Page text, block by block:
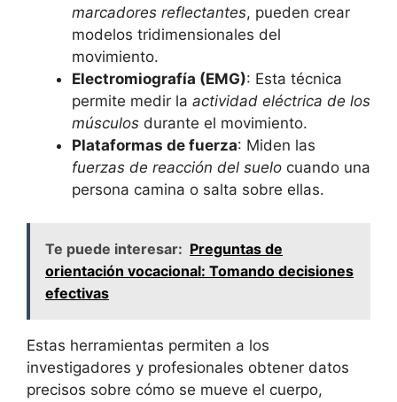
marcadores reflectantes, pueden crear
modelos tridimensionales del
movimiento.
Electromiografía (EMG): Esta técnica
permite medir la actividad eléctrica de los
músculos durante el movimiento.
Plataformas de fuerza: Miden las
fuerzas de reacción del suelo cuando una
persona camina o salta sobre ellas.
Te puede interesar: Preguntas de
orientación vocacional: Tomando decisiones
efectivas
Estas herramientas permiten a los
investigadores y profesionales obtener datos
precisos sobre cómo se mueve el cuerpo,